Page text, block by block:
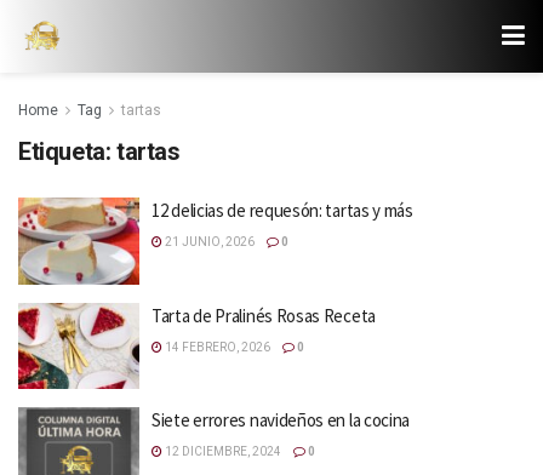
Home Tag tartas
Etiqueta: tartas
12 delicias de requesón: tartas y más
21 JUNIO, 2026 0
Tarta de Pralinés Rosas Receta
14 FEBRERO, 2026 0
Siete errores navideños en la cocina
12 DICIEMBRE, 2024 0